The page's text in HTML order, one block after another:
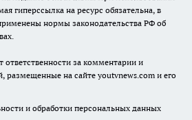
гиперссылка на ресурс обязательна, в
нормы законодательства РФ об
ответственности за комментарии и
размещенные на сайте youtvnews.com и его
и обработки персональных данных